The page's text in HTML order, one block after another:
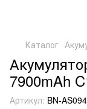
Каталог
7900mAh
Артикул: BN-